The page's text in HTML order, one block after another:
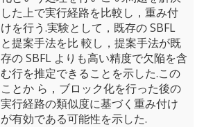
した上で実行経路を比較し，重み付
けを行う.実験として，既存の SBFL
と提案手法を比 較し，提案手法が既
存の SBFL よりも高い精度で欠陥を含
む行を推定できることを示した.この
ことか ら，ブロック化を行った後の
実行経路の類似度に基づく重み付け
が有効である可能性を示した.